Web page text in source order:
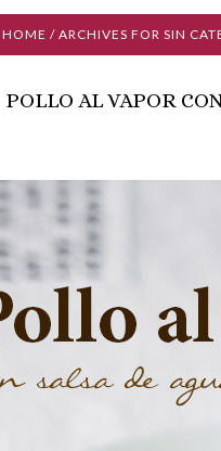
HOME / ARCHIVES FOR SIN
POLLO AL VAPOR